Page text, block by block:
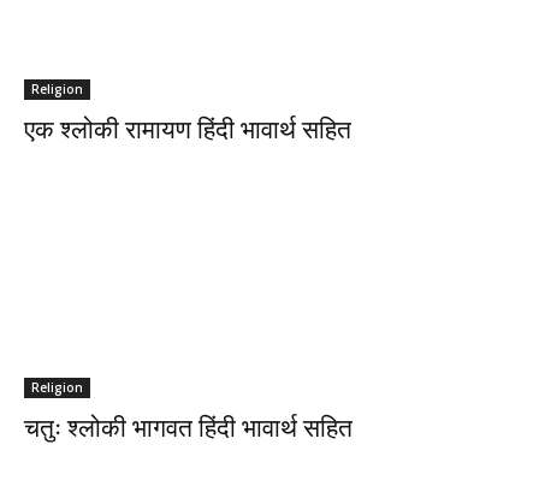
Religion
एक श्लोकी रामायण हिंदी भावार्थ सहित
Religion
चतुः श्लोकी भागवत हिंदी भावार्थ सहित